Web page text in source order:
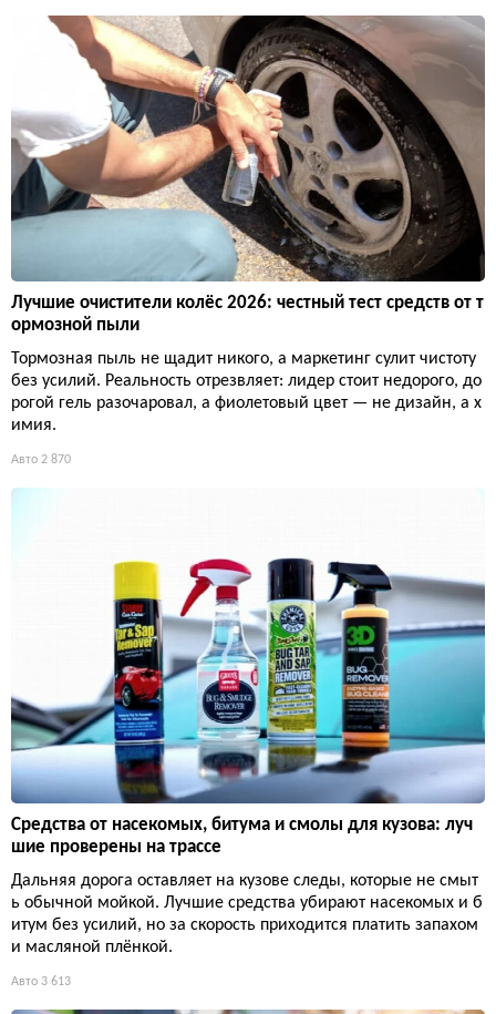
Лучшие очистители колёс 2026: честный тест средств от т
ормозной пыли
Тормозная пыль не щадит никого, а маркетинг сулит чистоту
без усилий. Реальность отрезвляет: лидер стоит недорого, до
рогой гель разочаровал, а фиолетовый цвет — не дизайн, а х
имия.
Авто 2 870
Средства от насекомых, битума и смолы для кузова: луч
шие проверены на трассе
Дальняя дорога оставляет на кузове следы, которые не смыт
ь обычной мойкой. Лучшие средства убирают насекомых и б
итум без усилий, но за скорость приходится платить запахом
и масляной плёнкой.
Авто 3 613